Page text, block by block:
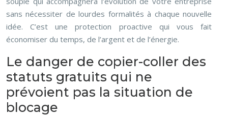
sans nécessiter de lourdes formalités à chaque nouvelle
idée. C’est une protection proactive qui vous fait
économiser du temps, de l’argent et de l’énergie.
Le danger de copier-coller des
statuts gratuits qui ne
prévoient pas la situation de
blocage